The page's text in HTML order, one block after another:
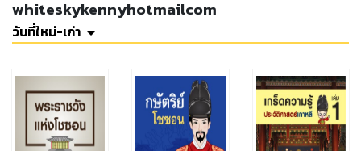
whiteskykennyhotmailcom
วันที่ใหม่-เก่า